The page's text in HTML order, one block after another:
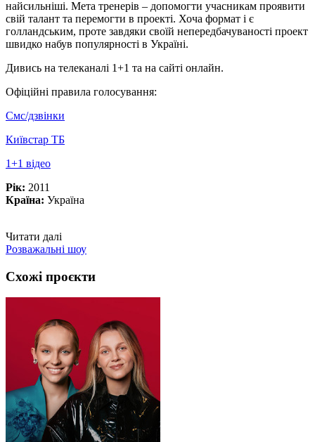
найсильніші. Мета тренерів – допомогти учасникам проявити
свій талант та перемогти в проекті. Хоча формат і є
голландським, проте завдяки своїй непередбачуваності проект
швидко набув популярності в Україні.
Дивись на телеканалі 1+1 та на сайті онлайн.
Офіційні правила голосування:
Смс/дзвінки
Київстар ТБ
1+1 відео
Рік: 2011
Країна: Україна
Читати далі
Розважальні шоу
Схожі проєкти